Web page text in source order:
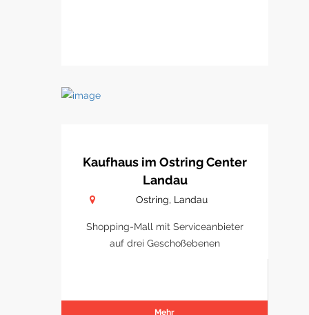
Kaufhaus im Ostring Center
Landau
Ostring, Landau
Shopping-Mall mit Serviceanbieter
auf drei Geschoßebenen
Mehr